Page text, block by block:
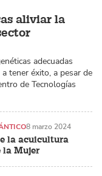
aliviar la
adecuadas
tener éxito, a pesar de
de Tecnologías
la acuicultura
la Mujer
8 marzo 2024